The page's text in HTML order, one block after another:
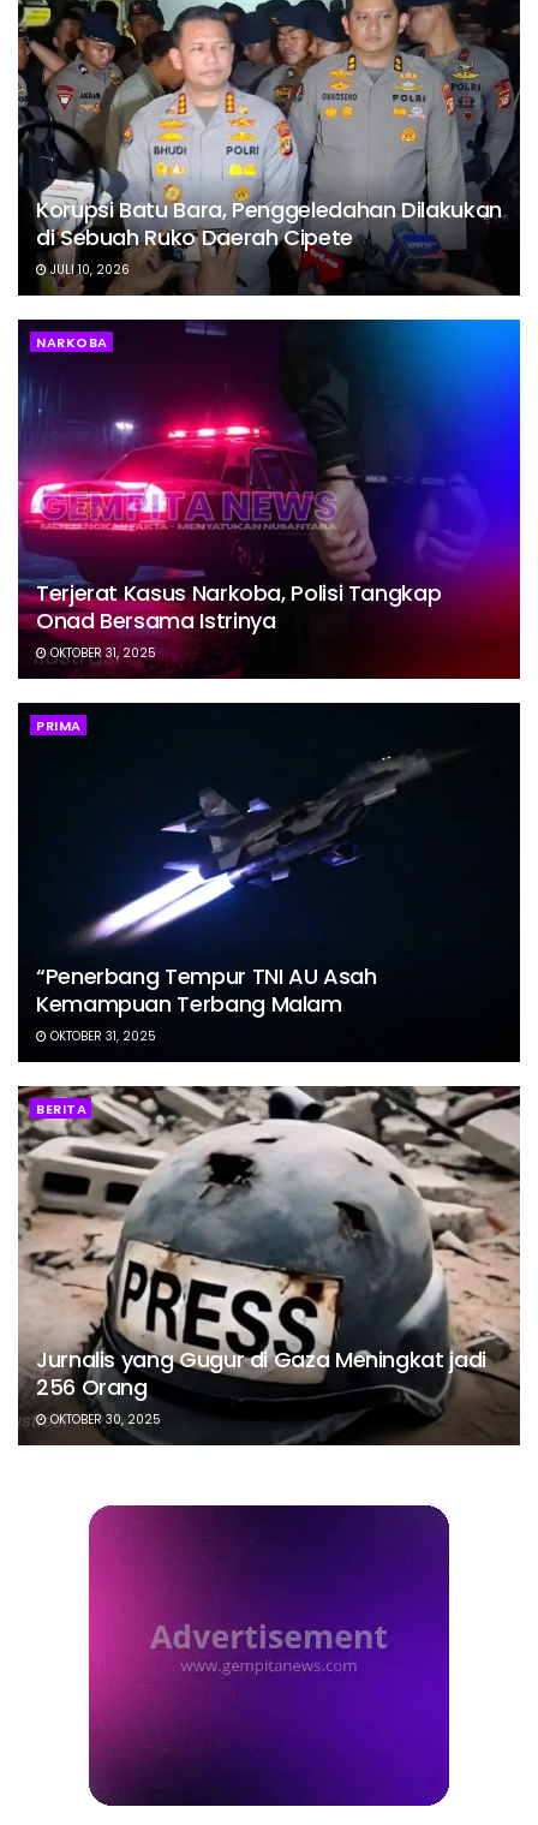
Korupsi Batu Bara, Penggeledahan Dilakukan
di Sebuah Ruko Daerah Cipete
JULI 10, 2026
NARKOBA
Terjerat Kasus Narkoba, Polisi Tangkap
Onad Bersama Istrinya
OKTOBER 31, 2025
PRIMA
“Penerbang Tempur TNI AU Asah
Kemampuan Terbang Malam
OKTOBER 31, 2025
BERITA
Jurnalis yang Gugur di Gaza Meningkat jadi
256 Orang
OKTOBER 30, 2025